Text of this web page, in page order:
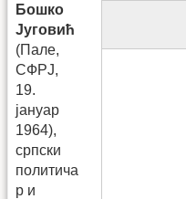
Бошко
Југовић
(Пале,
СФРЈ,
19.
јануар
1964),
српски
политича
р и